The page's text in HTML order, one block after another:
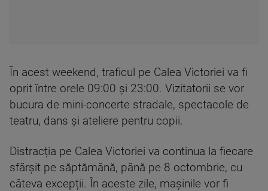
În acest weekend, traficul pe Calea Victoriei va fi
oprit între orele 09:00 și 23:00. Vizitatorii se vor
bucura de mini-concerte stradale, spectacole de
teatru, dans și ateliere pentru copii.
Distracția pe Calea Victoriei va continua la fiecare
sfârșit pe săptămână, până pe 8 octombrie, cu
câteva excepții. În aceste zile, mașinile vor fi